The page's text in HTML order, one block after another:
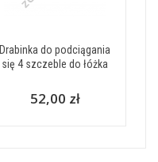
Drabinka do podciągania
się 4 szczeble do łóżka
52,00 zł